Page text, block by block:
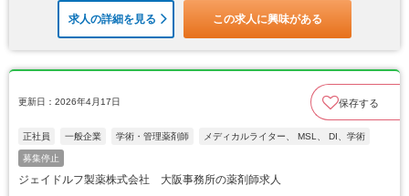
求人の詳細を見る この求人に興味がある
更新日：2026年4月17日 保存する
正社員 一般企業 学術・管理薬剤師 メディカルライター、 MSL、 DI、学術
募集停止
ジェイドルフ製薬株式会社 大阪事務所の薬剤師求人